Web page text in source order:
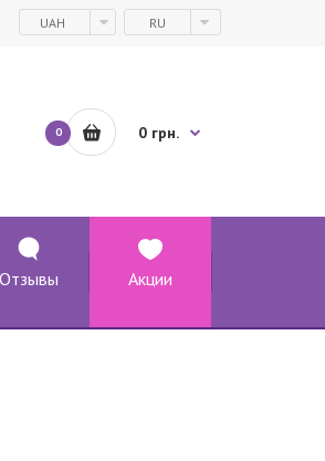
UAH RU
0 0 грн.
Отзывы Акции